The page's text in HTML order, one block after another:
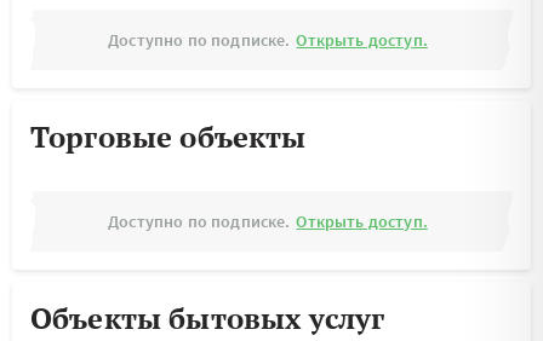
Доступно по подписке. Открыть доступ.
Торговые объекты
Доступно по подписке. Открыть доступ.
Объекты бытовых услуг